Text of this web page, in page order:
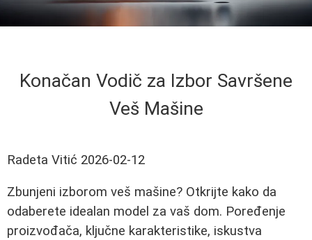
Konačan Vodič za Izbor Savršene
Veš Mašine
Radeta Vitić 2026-02-12
Zbunjeni izborom veš mašine? Otkrijte kako da
odaberete idealan model za vaš dom. Poređenje
proizvođača, ključne karakteristike, iskustva